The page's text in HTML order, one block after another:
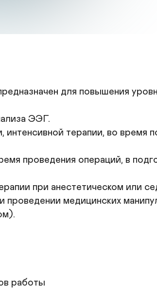
для повышения
ЭЭГ.
интенсивной терапии, во время
проведения операций, в
при анестетическом или
медицинских
работы